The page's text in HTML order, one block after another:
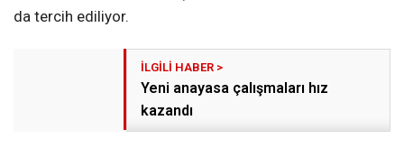
da tercih ediliyor.
Yeni anayasa çalışmaları hız
kazandı